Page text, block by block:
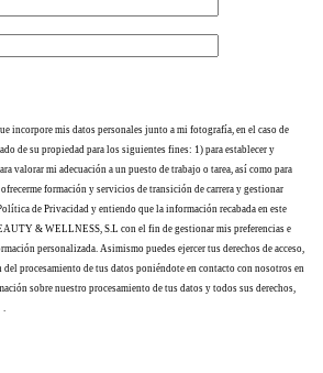
incorpore mis datos personales junto a mi fotografía, en el caso de
de su propiedad para los siguientes fines: 1) para establecer y
valorar mi adecuación a un puesto de trabajo o tarea, así como para
formación y servicios de transición de carrera y gestionar
de Privacidad y entiendo que la información recabada en este
& WELLNESS, S.L con el fin de gestionar mis preferencias e
personalizada. Asimismo puedes ejercer tus derechos de acceso,
procesamiento de tus datos poniéndote en contacto con nosotros en
sobre nuestro procesamiento de tus datos y todos sus derechos,
.